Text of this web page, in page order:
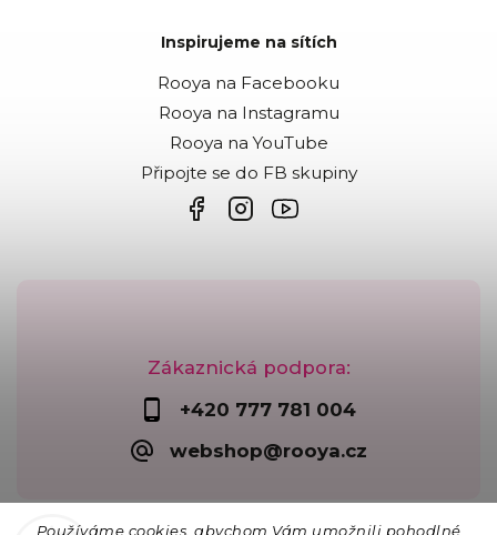
Používáme cookies, abychom Vám umožnili pohodlné
Zákaznická podpora:
+420 777 781 004
webshop@rooya.cz
Inspirujeme na sítích
Rooya na Facebooku
Rooya na Instagramu
Rooya na YouTube
Připojte se do FB skupiny